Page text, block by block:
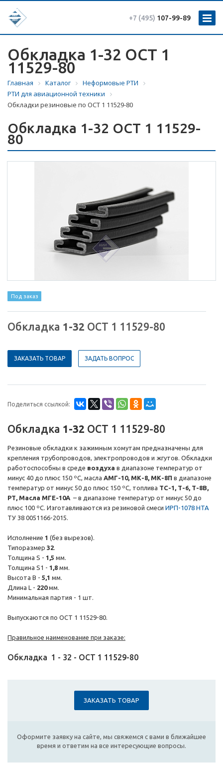
+7 (495) 107-99-89
Обкладка 1-32 ОСТ 1
11529-80
Главная Каталог
Неформовые РТИ
РТИ для авиационной техники
Обкладки резиновые по ОСТ 1 11529-80
Обкладка 1-32 ОСТ 1 11529-
80
Под заказ
Обкладка 1-32 ОСТ 1 11529-80
ЗАКАЗАТЬ ТОВАР ЗАДАТЬ ВОПРОС
Поделиться ссылкой:
Обкладка 1-32 ОСТ 1 11529-80
Резиновые обкладки к зажимным хомутам предназначены для
крепления трубопроводов, электропроводов и жгутов. Обкладки
работоспособны в среде воздуха в диапазоне температур от
минус 40 до плюс 150 ºС, масла АМГ-10, МК-8, МК-8П в диапазоне
температур от минус 50 до плюс 150 ºС, топлива ТС-1, Т-6, Т-8В,
РТ, Масла МГЕ-10А – в диапазоне температур от минус 50 до
плюс 100 ºС. Изготавливаются из резиновой смеси ИРП-1078 НТА
ТУ 38 0051166-2015.
Исполнение 1 (без вырезов).
Типоразмер 32.
Толщина S - 1,5 мм.
Толщина S1 - 1,8 мм.
Высота B - 5,1 мм.
Длина L - 220мм.
Минимальная партия - 1 шт.
Выпускаются по ОСТ 1 11529-80.
Правильное наименование при заказе:
Обкладка 1 - 32 - ОСТ 1 11529-80
ЗАКАЗАТЬ ТОВАР
Оформите заявку на сайте, мы свяжемся с вами в ближайшее
время и ответим на все интересующие вопросы.